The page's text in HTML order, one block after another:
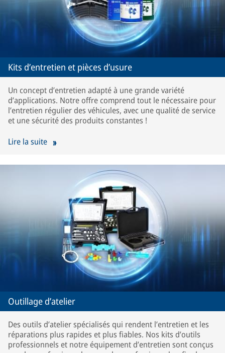
Kits d’entretien et pièces d’usure
Un concept d’entretien adapté à une grande variété
d’applications. Notre offre comprend tout le nécessaire pour
l’entretien régulier des véhicules, avec une qualité de service
et une sécurité des produits constantes !
Lire la suite
Outillage d’atelier
Des outils d’atelier spécialisés qui rendent l’entretien et les
réparations plus rapides et plus fiables. Nos kits d’outils
professionnels et notre équipement d’entretien sont conçus